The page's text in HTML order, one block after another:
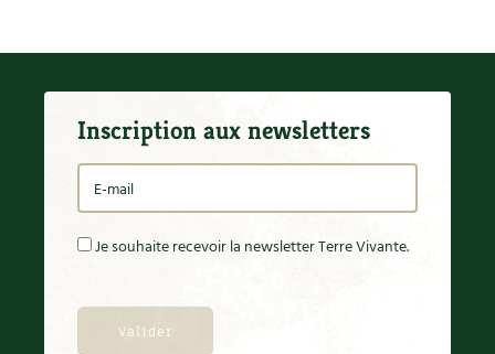
Inscription aux newsletters
Je souhaite recevoir la newsletter Terre Vivante.